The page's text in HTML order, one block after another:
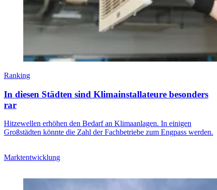
Ranking
In diesen Städten sind Klimainstallateure besonders
rar
Hitzewellen erhöhen den Bedarf an Klimaanlagen. In einigen
Großstädten könnte die Zahl der Fachbetriebe zum Engpass werden.
Marktentwicklung